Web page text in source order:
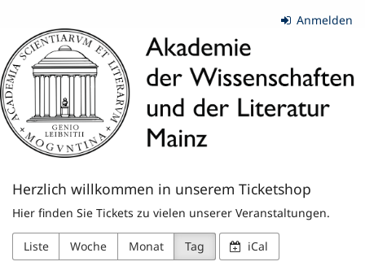
Haupt-
Inhalt
springen
Anmelden
Akademie
der
Wissenschaften
und
der
Literatur
|
Herzlich willkommen in unserem Ticketshop
Hier finden Sie Tickets zu vielen unserer Veranstaltungen.
Liste Woche Monat Tag iCal